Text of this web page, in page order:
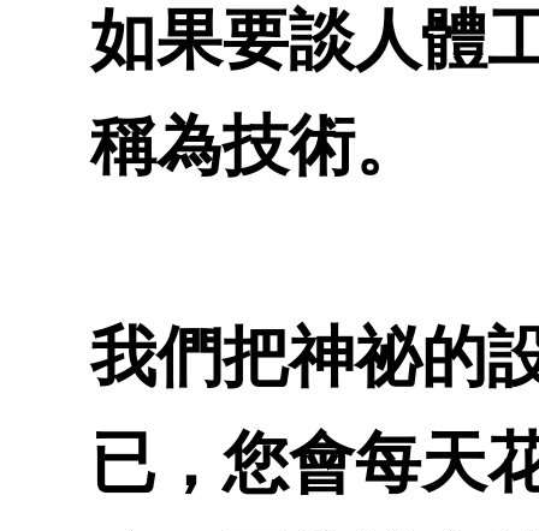
如果要談人體
稱為技術。
我們把神祕的
已，您會每天